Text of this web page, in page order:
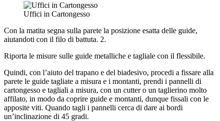
Uffici in Cartongesso
Con la matita segna sulla parete la posizione esatta delle guide,
aiutandoti con il filo di battuta. 2.
Riporta le misure sulle guide metalliche e tagliale con il flessibile.
Quindi, con l’aiuto del trapano e del biadesivo, procedi a fissare alla
parete le guide tagliate a misura e i montanti, prendi i pannelli di
cartongesso e tagliali a misura, con un cutter o un taglierino molto
affilato, in modo da coprire guide e montanti, dunque fissali con le
apposite viti. Quando tagli i pannelli cerca di dare ai bordi
un’inclinazione di 45 gradi.